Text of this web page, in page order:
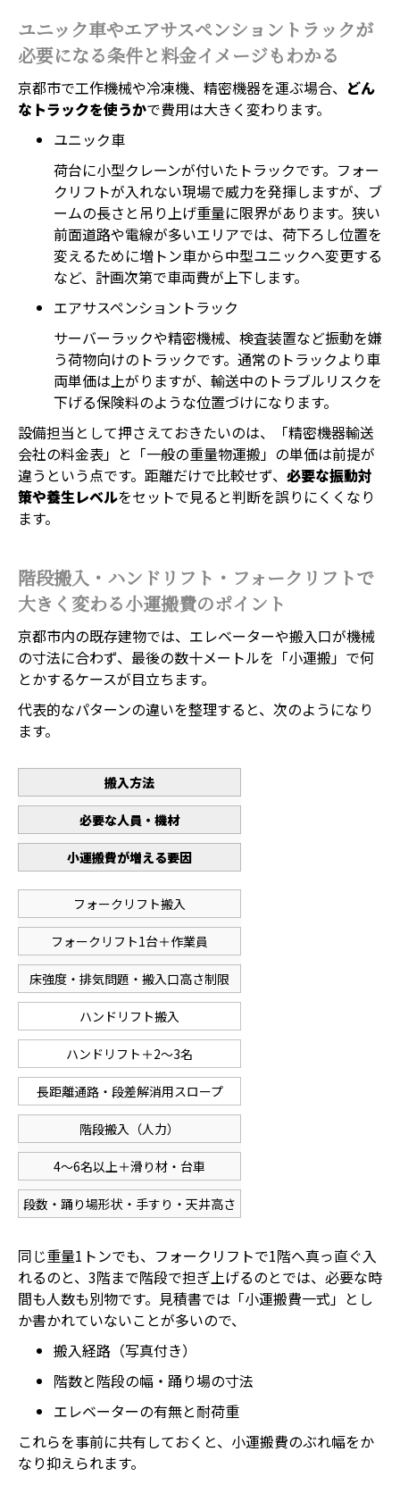
ユニック車やエアサスペンショントラックが
必要になる条件と料金イメージもわかる
京都市で工作機械や冷凍機、精密機器を運ぶ場合、 どん
なトラックを使うかで費用は大きく変わります。
ユニック車
荷台に小型クレーンが付いたトラックです。フォー
クリフトが入れない現場で威力を発揮しますが、ブ
ームの長さと吊り上げ重量に限界があります。狭い
前面道路や電線が多いエリアでは、荷下ろし位置を
変えるために増トン車から中型ユニックへ変更する
など、計画次第で車両費が上下します。
エアサスペンショントラック
サーバーラックや精密機械、検査装置など振動を嫌
う荷物向けのトラックです。通常のトラックより車
両単価は上がりますが、輸送中のトラブルリスクを
下げる保険料のような位置づけになります。
設備担当として押さえておきたいのは、「精密機器輸送
会社の料金表」と「一般の重量物運搬」の単価は前提が
違うという点です。距離だけで比較せず、 必要な振動対
策や養生レベルをセットで見ると判断を誤りにくくなり
ます。
階段搬入・ハンドリフト・フォークリフトで
大きく変わる小運搬費のポイント
京都市内の既存建物では、エレベーターや搬入口が機械
の寸法に合わず、最後の数十メートルを「小運搬」で何
とかするケースが目立ちます。
代表的なパターンの違いを整理すると、次のようになり
ます。
搬入方法
必要な人員・機材
小運搬費が増える要因
フォークリフト搬入
フォークリフト1台＋作業員
床強度・排気問題・搬入口高さ制限
ハンドリフト搬入
ハンドリフト＋2〜3名
長距離通路・段差解消用スロープ
階段搬入（人力）
4〜6名以上＋滑り材・台車
段数・踊り場形状・手すり・天井高さ
同じ重量1トンでも、フォークリフトで1階へ真っ直ぐ入
れるのと、3階まで階段で担ぎ上げるのとでは、必要な時
間も人数も別物です。見積書では「小運搬費一式」とし
か書かれていないことが多いので、
搬入経路（写真付き）
階数と階段の幅・踊り場の寸法
エレベーターの有無と耐荷重
これらを事前に共有しておくと、小運搬費のぶれ幅をか
なり抑えられます。